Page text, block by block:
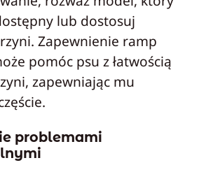
lub dostosuj
Zapewnienie ramp
pomóc psu z łatwością
zapewniając mu
problemami